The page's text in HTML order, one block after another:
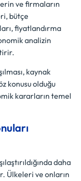
ve firmaların
bütçe
fiyatlandırma
analizin
kaynak
konusu olduğu
kararların temel
daha
Ülkeleri ve onların